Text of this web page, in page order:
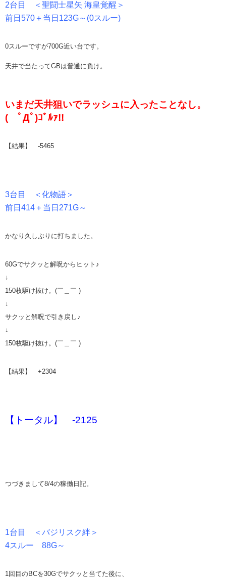
2台目 ＜聖闘士星矢 海皇覚醒＞
前日570＋当日123G～(0スルー)
0スルーですが700G近い台です。
天井で当たってGBは普通に負け。
いまだ天井狙いでラッシュに入ったことなし。
( ﾟДﾟ)ｺﾞﾙｧ!!
【結果】 -5465
3台目 ＜化物語＞
前日414＋当日271G～
かなり久しぶりに打ちました。
60Gでサクッと解呪からヒット♪
↓
150枚駆け抜け。(￣＿￣ )
↓
サクッと解呪で引き戻し♪
↓
150枚駆け抜け。(￣＿￣ )
【結果】 +2304
【トータル】 -2125
つづきまして8/4の稼働日記。
1台目 ＜バジリスク絆＞
4スルー 88G～
1回目のBCを30Gでサクッと当てた後に、